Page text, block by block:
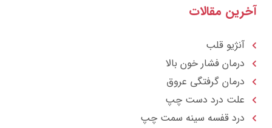
مقالات
آنژیو قلب
درمان فشار خون بالا
درمان گرفتگی عروق
علت درد دست چپ
درد قفسه سينه سمت چپ